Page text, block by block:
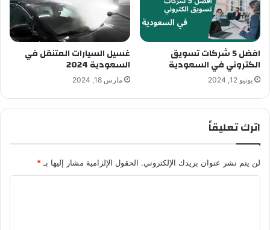
افضل 5 شركات تسويق
الكتروني في السعودية
يونيو 12, 2024
غسيل السيارات المتنقل في
السعودية 2024
مارس 18, 2024
اترك تعليقاً
لن يتم نشر عنوان بريدك الإلكتروني. الحقول الإلزامية مشار إليها بـ *